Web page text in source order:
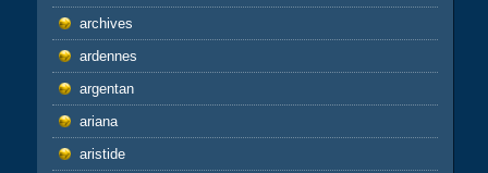
archives
ardennes
argentan
ariana
aristide